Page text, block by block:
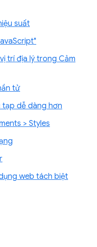
suất
trí địa lý trong Cảm
tử
tạp dễ dàng hơn
> Styles
web tách biệt